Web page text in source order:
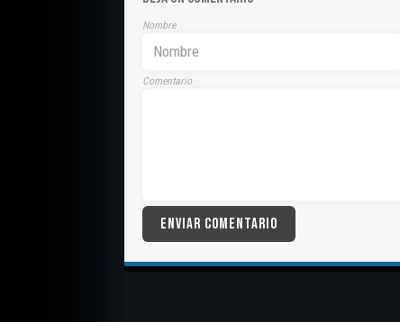
Nombre
Comentario